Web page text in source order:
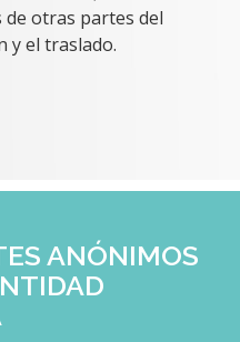
otras partes del
y el traslado.
ANÓNIMOS